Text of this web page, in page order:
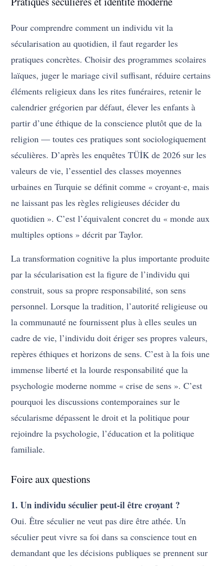
Pour comprendre comment un individu vit la
sécularisation au quotidien, il faut regarder les
pratiques concrètes. Choisir des programmes scolaires
laïques, juger le mariage civil suffisant, réduire certains
éléments religieux dans les rites funéraires, retenir le
calendrier grégorien par défaut, élever les enfants à
partir d’une éthique de la conscience plutôt que de la
religion — toutes ces pratiques sont sociologiquement
séculières. D’après les enquêtes TÜİK de 2026 sur les
valeurs de vie, l’essentiel des classes moyennes
urbaines en Turquie se définit comme « croyant·e, mais
ne laissant pas les règles religieuses décider du
quotidien ». C’est l’équivalent concret du « monde aux
multiples options » décrit par Taylor.
La transformation cognitive la plus importante produite
par la sécularisation est la figure de l’individu qui
construit, sous sa propre responsabilité, son sens
personnel. Lorsque la tradition, l’autorité religieuse ou
la communauté ne fournissent plus à elles seules un
cadre de vie, l’individu doit ériger ses propres valeurs,
repères éthiques et horizons de sens. C’est à la fois une
immense liberté et la lourde responsabilité que la
psychologie moderne nomme « crise de sens ». C’est
pourquoi les discussions contemporaines sur le
sécularisme dépassent le droit et la politique pour
rejoindre la psychologie, l’éducation et la politique
familiale.
Foire aux questions
1. Un individu séculier peut-il être croyant ?
Oui. Être séculier ne veut pas dire être athée. Un
séculier peut vivre sa foi dans sa conscience tout en
demandant que les décisions publiques se prennent sur